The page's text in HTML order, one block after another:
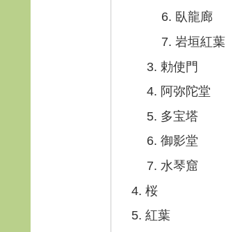
臥龍廊
岩垣紅葉
勅使門
阿弥陀堂
多宝塔
御影堂
水琴窟
桜
紅葉